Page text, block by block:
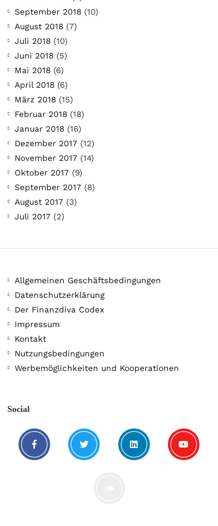
September 2018 (10)
August 2018 (7)
Juli 2018 (10)
Juni 2018 (5)
Mai 2018 (6)
April 2018 (6)
März 2018 (15)
Februar 2018 (18)
Januar 2018 (16)
Dezember 2017 (12)
November 2017 (14)
Oktober 2017 (9)
September 2017 (8)
August 2017 (3)
Juli 2017 (2)
Allgemeinen Geschäftsbedingungen
Datenschutzerklärung
Der Finanzdiva Codex
Impressum
Kontakt
Nutzungsbedingungen
Werbemöglichkeiten und Kooperationen
Social